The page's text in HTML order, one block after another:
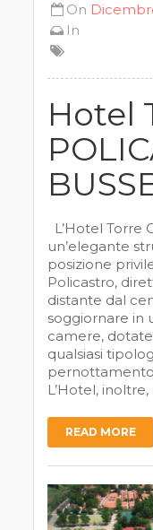
On
In
Hotel
L’Hotel Torre
un’elegante
posizione
Policastro,
distante dal
soggiornare in
camere,
qualsiasi
L’Hotel,
READ MORE